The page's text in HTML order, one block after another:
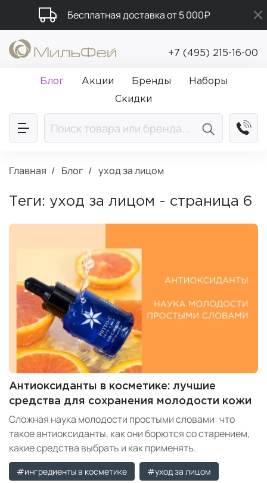
Бесплатная доставка от 5 000₽
Промокод ПРИВЕТ
Подарки в каждый заказ от 5 000₽
+7 (495) 215-16-00
Блог Акции Бренды
Наборы
Скидки
Главная Блог уход за лицом
Теги: уход за лицом - страница 6
Антиоксиданты в косметике: лучшие
средства для сохранения молодости кожи
Сложная наука молодости простыми словами: что
такое антиоксиданты, как они борются со старением,
какие средства выбрать и как применять.
#ингредиенты в косметике #уход за лицом